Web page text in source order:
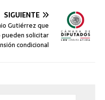
SIGUIENTE
Gutiérrez que
pueden solicitar
condicional